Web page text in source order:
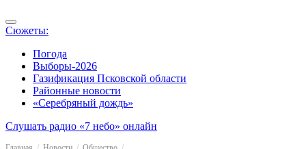
Сюжеты:
Погода
Выборы-2026
Газификация Псковской области
Районные новости
«Серебряный дождь»
Слушать радио «7 небо» онлайн